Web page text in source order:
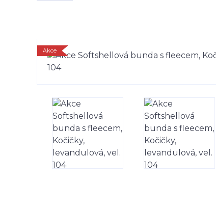
Akce